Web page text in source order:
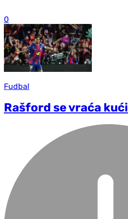
0
Fudbal
Rašford se vraća kući